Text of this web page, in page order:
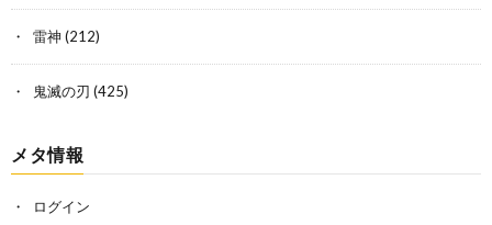
雷神 (212)
鬼滅の刃 (425)
メタ情報
ログイン